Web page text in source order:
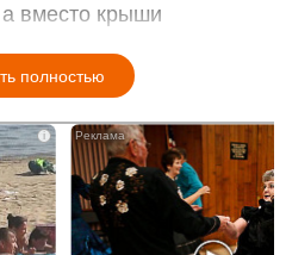
вместо крыши
полностью
i